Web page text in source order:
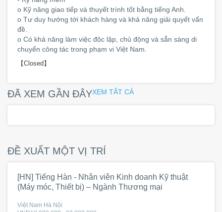
o Kỹ năng giao tiếp và thuyết trình tốt bằng tiếng Anh.
o Tư duy hướng tới khách hàng và khả năng giải quyết vấn
đề.
o Có khả năng làm việc độc lập, chủ động và sẵn sàng di
chuyển công tác trong phạm vi Việt Nam.
【Closed】
ĐÃ XEM GẦN ĐÂYXEM TẤT CẢ
ĐỀ XUẤT MỘT VỊ TRÍ
[HN] Tiếng Hàn - Nhân viên Kinh doanh Kỹ thuật
(Máy móc, Thiết bị) – Ngành Thương mại
Việt Nam Hà Nội